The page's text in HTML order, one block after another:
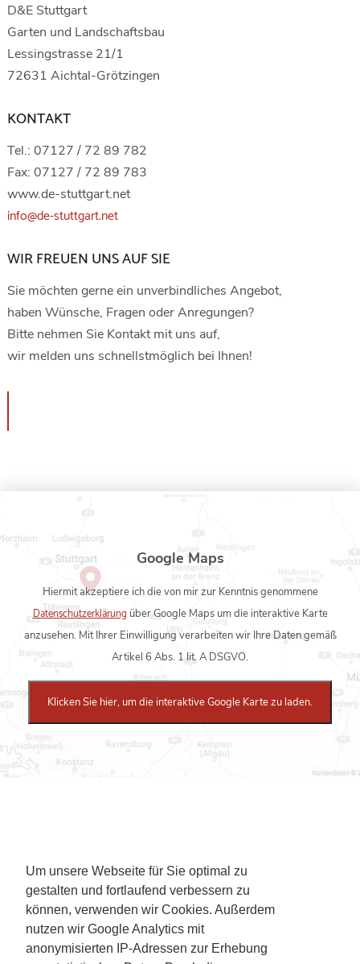
Um unsere Webseite für Sie optimal zu
gestalten und fortlaufend verbessern zu
können, verwenden wir Cookies. Außerdem
nutzen wir Google Analytics mit
anonymisierten IP-Adressen zur Erhebung
D&E Stuttgart
Garten und Landschaftsbau
Lessingstrasse 21/1
72631 Aichtal-Grötzingen
KONTAKT
Tel.: 07127 / 72 89 782
Fax: 07127 / 72 89 783
www.de-stuttgart.net
info@de-stuttgart.net
WIR FREUEN UNS AUF SIE
Sie möchten gerne ein unverbindliches Angebot,
haben Wünsche, Fragen oder Anregungen?
Bitte nehmen Sie Kontakt mit uns auf,
wir melden uns schnellstmöglich bei Ihnen!
Google Maps
Hiermit akzeptiere ich die von mir zur Kenntnis genommene
Datenschutzerklärung über Google Maps um die interaktive Karte
anzusehen. Mit Ihrer Einwilligung verarbeiten wir Ihre Daten gemäß
Artikel 6 Abs. 1 lit. A DSGVO.
Klicken Sie hier, um die interaktive Google Karte zu laden.